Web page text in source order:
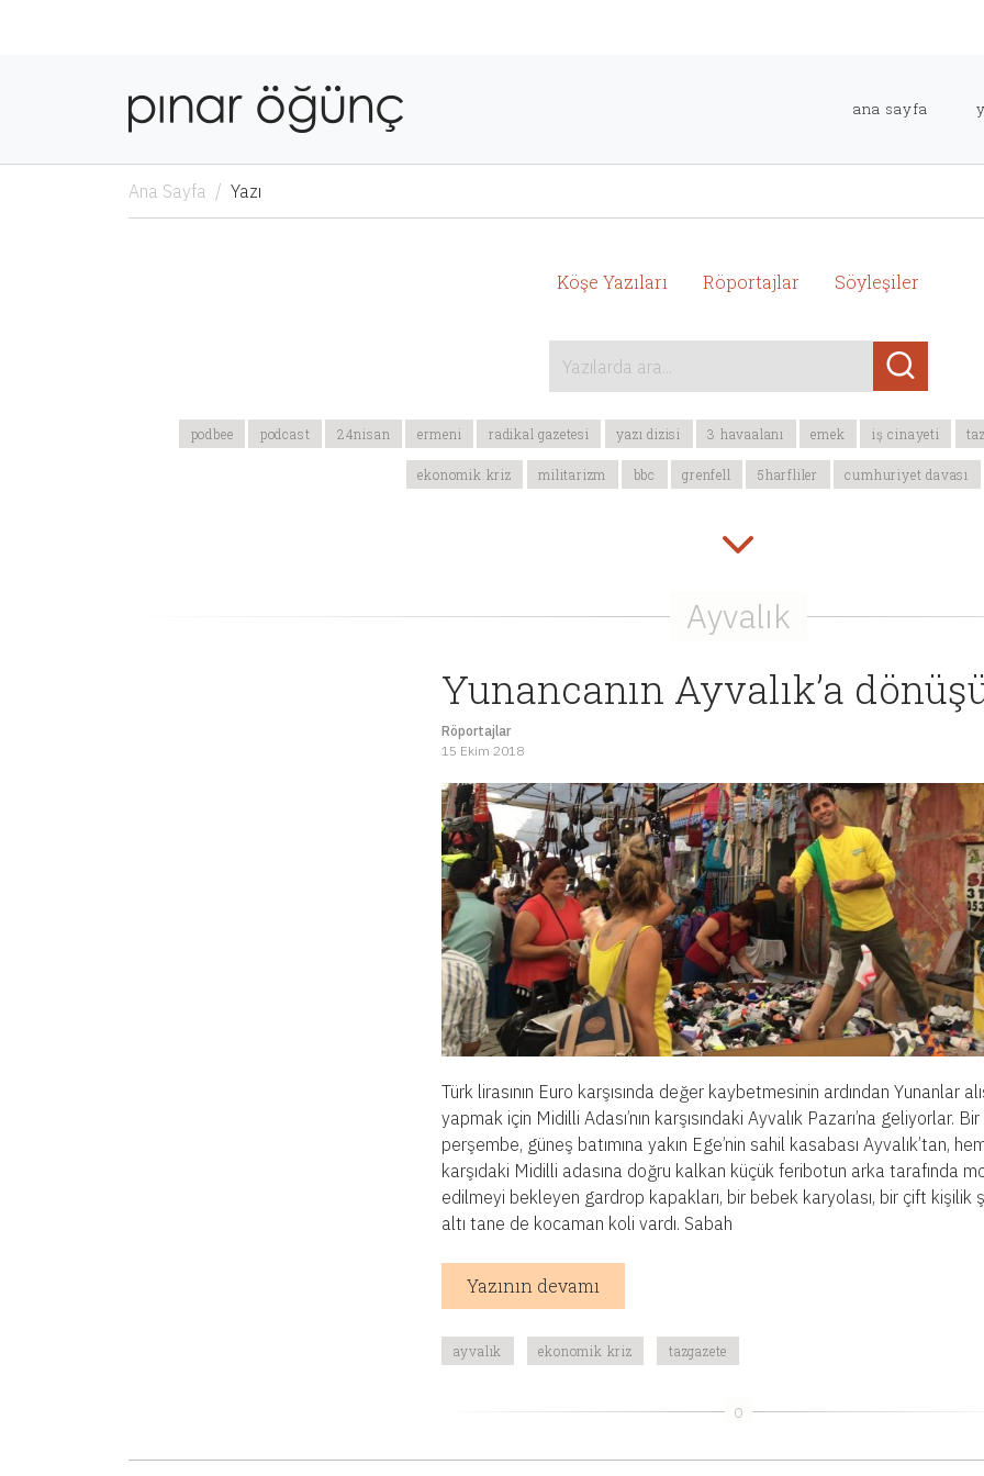
ana sayfa
Ana Sayfa Yazı
Köşe Yazıları Röportajlar Söyleşiler
Yazılarda ara...
podbee podcast 24nisan ermeni radikal gazetesi yazı dizisi 3 havaalanı emek iş cinayeti
ekonomik kriz militarizm bbc grenfell 5harfliler cumhuriyet davası
Yunancanın Ayvalık’a
Röportajlar
15 Ekim 2018
Türk lirasının Euro karşısında değer kaybetmesinin ardından Yunanlar
yapmak için Midilli Adası’nın karşısındaki Ayvalık Pazarı’na geliyorlar. Bir
perşembe, güneş batımına yakın Ege’nin sahil kasabası Ayvalık’tan,
karşıdaki Midilli adasına doğru kalkan küçük feribotun arka tarafında
edilmeyi bekleyen gardrop kapakları, bir bebek karyolası, bir çift kişilik
altı tane de kocaman koli vardı. Sabah
Yazının devamı
ayvalık ekonomik kriz tazgazete